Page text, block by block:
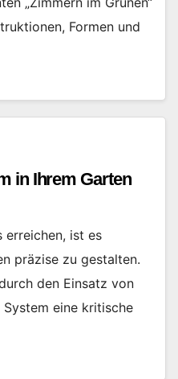
Formen und
in Ihrem Garten
erreichen, ist es
präzise zu gestalten.
den Einsatz von
eine kritische